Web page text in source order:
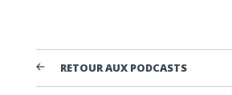
RETOUR AUX PODCASTS